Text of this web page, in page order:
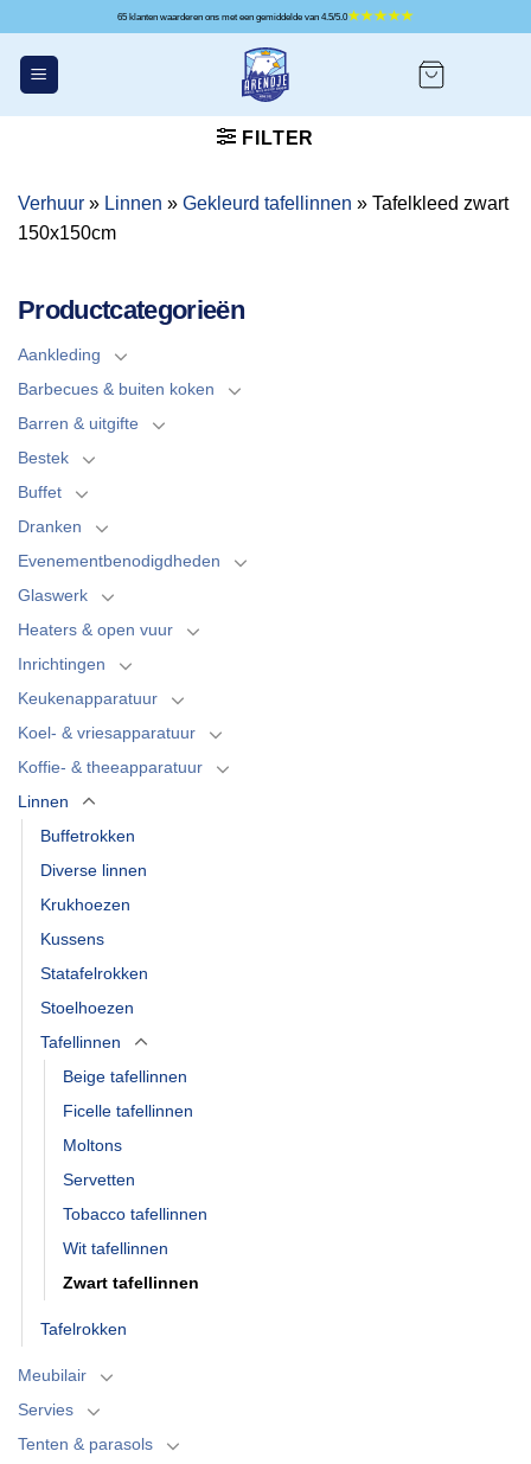
inhoud
65 klanten waarderen ons met een gemiddelde van 4.5/5.0
FILTER
Verhuur » Linnen » Gekleurd tafellinnen » Tafelkleed zwart
150x150cm
Productcategorieën
Aankleding
Barbecues & buiten koken
Barren & uitgifte
Bestek
Buffet
Dranken
Evenementbenodigdheden
Glaswerk
Heaters & open vuur
Inrichtingen
Keukenapparatuur
Koel- & vriesapparatuur
Koffie- & theeapparatuur
Linnen
Buffetrokken
Diverse linnen
Krukhoezen
Kussens
Statafelrokken
Stoelhoezen
Tafellinnen
Beige tafellinnen
Ficelle tafellinnen
Moltons
Servetten
Tobacco tafellinnen
Wit tafellinnen
Zwart tafellinnen
Tafelrokken
Meubilair
Servies
Tenten & parasols